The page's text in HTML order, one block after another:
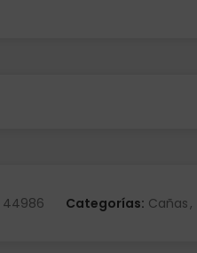
44986 Categorías: Cañas,